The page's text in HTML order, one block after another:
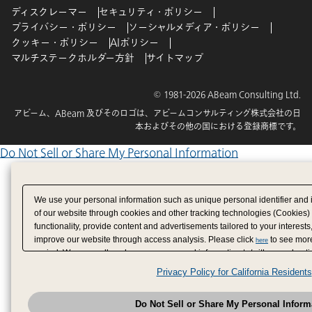
ディスクレーマー
セキュリティ・ポリシー
プライバシー・ポリシー
ソーシャルメディア・ポリシー
クッキー・ポリシー
AIポリシー
マルチステークホルダー方針
サイトマップ
© 1981-2026 ABeam Consulting Ltd.
アビーム、ABeam 及びそのロゴは、アビームコンサルティング株式会社の日
本およびその他の国における登録商標です。
Do Not Sell or Share My Personal Information
We use your personal information such as unique personal identifier
of our website through cookies and other tracking technologies
functionality, provide content and advertisements tailored to your
improve our website through access analysis. Please click here to see
period. We may sell or share your personal information to/with our
analytics service partners. These partners may combine the data shared
have provided to them or that they have collected from your use of their
analyze and optimize advertisements delivered to you by businesses
have the right to opt out of sale or share of your personal information by
Privacy Policy for California Residents
Do Not Sell or Share My Personal